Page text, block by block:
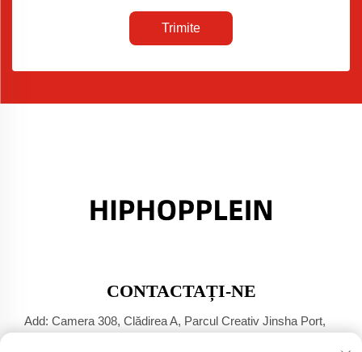
Trimite
CONTACTAȚI-NE
Add: Camera 308, Clădirea A, Parcul Creativ Jinsha Port,